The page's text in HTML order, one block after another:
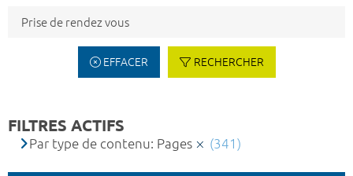
EFFACER RECHERCHER
FILTRES ACTIFS
Par type de contenu: Pages (341)